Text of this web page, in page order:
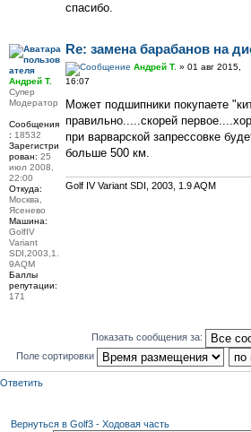
спасибо.
Re: замена барабанов на
Андрей Т. » 01 авг 2015,
16:07
Может подшипники покупаете
правильно.....скорей
при варварской запрессовке
больше 500 км.
Golf IV Variant SDI, 2003, 1.9 AQM
Андрей Т.
Супер
Модератор
Сообщения
: 18532
Зарегистри
рован: 25
июл 2008,
22:00
Откуда:
Москва,
Ясенево
Машина:
GolfIV
Variant
SDI,2003,1.
9AQM
Баллы
репутации:
171
Показать сообщения за:
Поле сортировки
Ответить
Вернуться в Golf3 - Ходовая часть